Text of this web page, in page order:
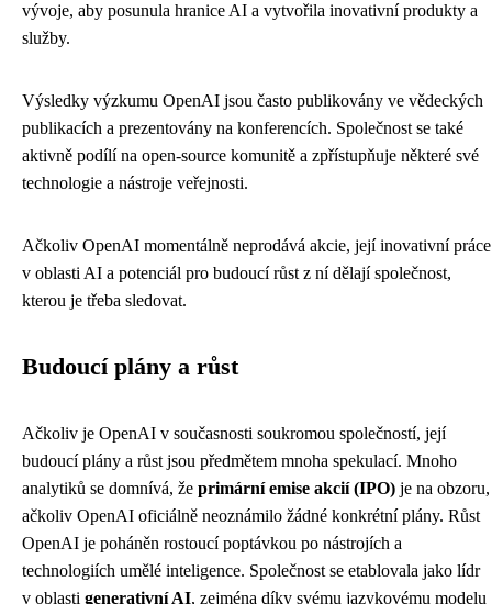
vývoje, aby posunula hranice AI a vytvořila inovativní produkty a
služby.
Výsledky výzkumu OpenAI jsou často publikovány ve vědeckých
publikacích a prezentovány na konferencích. Společnost se také
aktivně podílí na open-source komunitě a zpřístupňuje některé své
technologie a nástroje veřejnosti.
Ačkoliv OpenAI momentálně neprodává akcie, její inovativní práce
v oblasti AI a potenciál pro budoucí růst z ní dělají společnost,
kterou je třeba sledovat.
Budoucí plány a růst
Ačkoliv je OpenAI v současnosti soukromou společností, její
budoucí plány a růst jsou předmětem mnoha spekulací. Mnoho
analytiků se domnívá, že primární emise akcií (IPO) je na obzoru,
ačkoliv OpenAI oficiálně neoznámilo žádné konkrétní plány. Růst
OpenAI je poháněn rostoucí poptávkou po nástrojích a
technologiích umělé inteligence. Společnost se etablovala jako lídr
v oblasti generativní AI, zejména díky svému jazykovému modelu